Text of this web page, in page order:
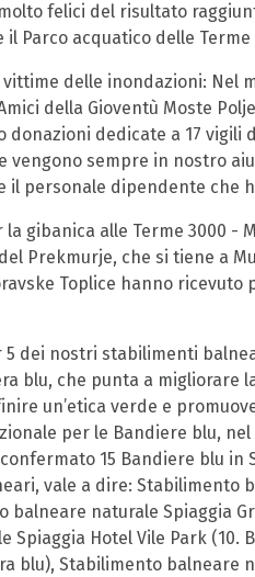
felici del risultato
il Parco acquatico delle
delle inondazioni: Nel
della Gioventù Moste
donazioni dedicate a 17
vengono sempre in nostro
il personale dipendente che
la gibanica alle Terme 3000 -
Prekmurje, che si tiene a
Toplice hanno
5 dei nostri stabilimenti
blu, che punta a migliorare
un’etica verde e
per le Bandiere blu,
15 Bandiere blu in
vale a dire: Stabilimento
balneare naturale Spiaggia
Spiaggia Hotel Vile Park
blu), Stabilimento balneare